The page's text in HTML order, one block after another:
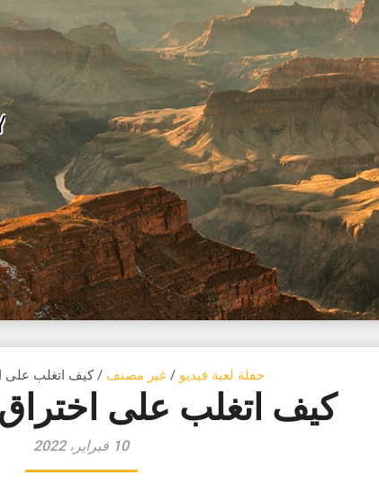
حفلة لعبة فيديو /غير مصنف / كيف اتغلب على
كيف اتغلب على
10 فبراير، 2022